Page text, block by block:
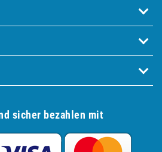
sicher bezahlen mit